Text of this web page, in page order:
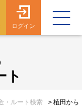
ログイン
ト
・ルート検索 > 植田から